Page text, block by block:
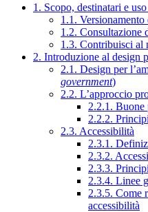
1. Scopo, destinatari e
1.1. Versionamento
1.2. Consultazione
1.3. Contribuisci al
2. Introduzione al design
2.1. Design per
government)
2.2. L’approccio
2.2.1. Buone
2.2.2. Principi
2.3. Accessibilità
2.3.1.
2.3.2.
2.3.3.
2.3.4. Linee
2.3.5. Come
accessibilità